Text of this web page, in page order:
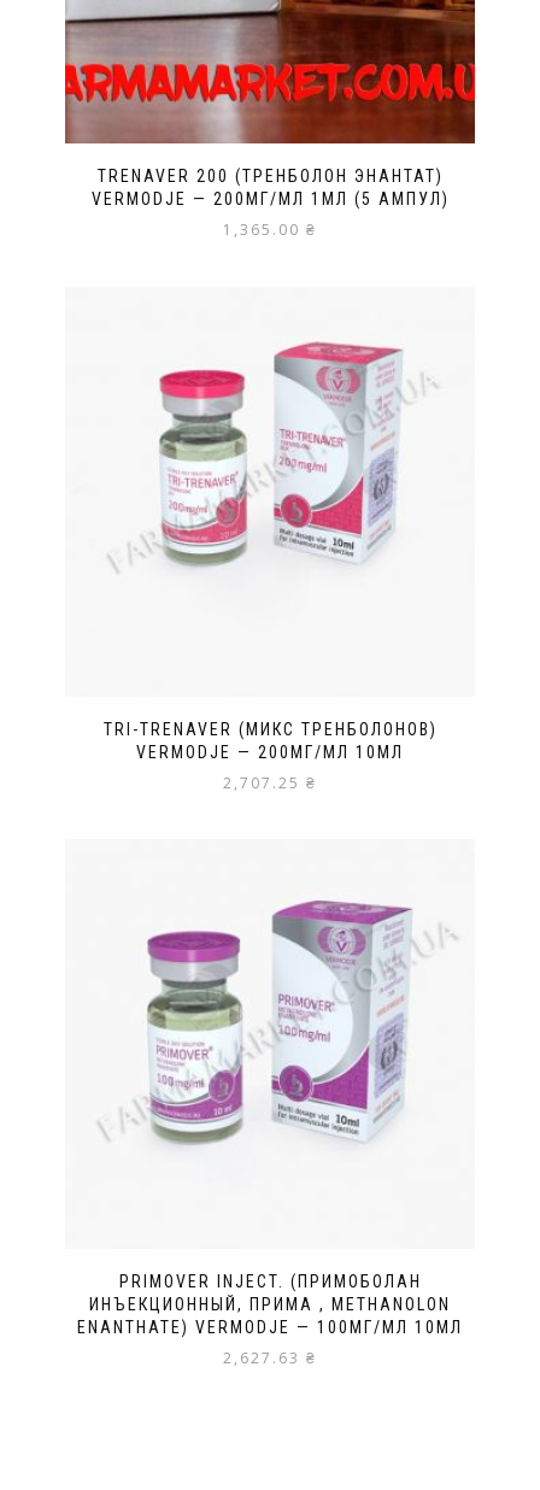
TRENAVER 200 (ТРЕНБОЛОН ЭНАНТАТ)
VERMODJE — 200МГ/МЛ 1МЛ (5 АМПУЛ)
1,365.00 ₴
TRI-TRENAVER (МИКС ТРЕНБОЛОНОВ)
VERMODJE — 200МГ/МЛ 10МЛ
2,707.25 ₴
PRIMOVER INJECT. (ПРИМОБОЛАН
ИНЪЕКЦИОННЫЙ, ПРИМА , METHANOLON
ENANTHATE) VERMODJE — 100МГ/МЛ 10МЛ
2,627.63 ₴